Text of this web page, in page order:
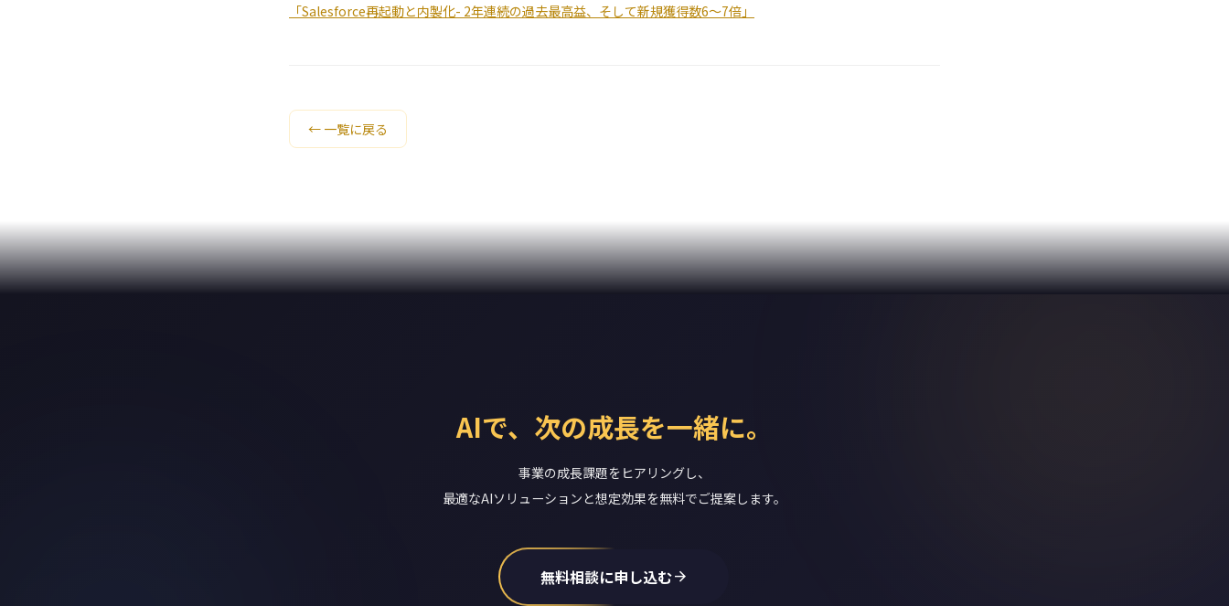
「Salesforce再起動と内製化- 2年連続の過去最高益、そして新規獲得数6〜7倍」
← 一覧に戻る
AIで、次の成長を一緒に。
事業の成長課題をヒアリングし、
最適なAIソリューションと想定効果を無料でご提案します。
無料相談に申し込むarrow_forward